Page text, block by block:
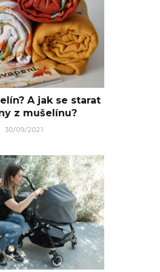
A jak se starat
z mušelínu?
30/09/2021